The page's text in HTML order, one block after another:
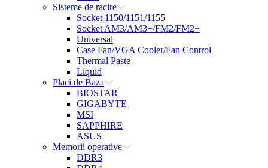
Sisteme de racire
Socket 1150/1151/1155
Socket AM3/AM3+/FM2/FM2+
Universal
Case Fan/VGA Cooler/Fan Control
Thermal Paste
Liquid
Placi de Baza
BIOSTAR
GIGABYTE
MSI
SAPPHIRE
ASUS
Memorii operative
DDR3